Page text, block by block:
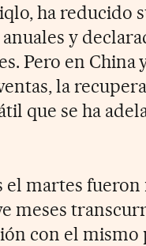
ha reducido
y
Pero en China
la
que se ha
martes fueron
meses
con el